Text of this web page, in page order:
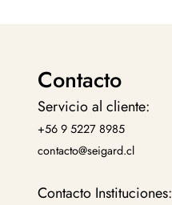
Contacto
Servicio al cliente:
+56 9 5227 8985
contacto@seigard.cl
Contacto Instituciones: